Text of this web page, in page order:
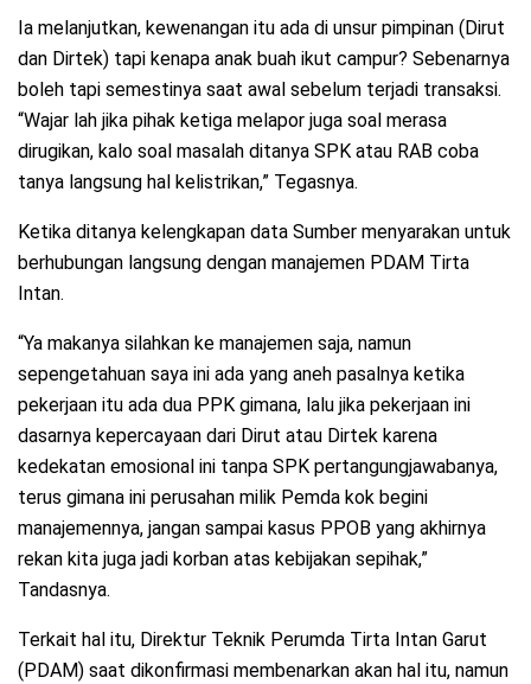
Ia melanjutkan, kewenangan itu ada di unsur pimpinan (Dirut
dan Dirtek) tapi kenapa anak buah ikut campur? Sebenarnya
boleh tapi semestinya saat awal sebelum terjadi transaksi.
“Wajar lah jika pihak ketiga melapor juga soal merasa
dirugikan, kalo soal masalah ditanya SPK atau RAB coba
tanya langsung hal kelistrikan,” Tegasnya.
Ketika ditanya kelengkapan data Sumber menyarakan untuk
berhubungan langsung dengan manajemen PDAM Tirta
Intan.
“Ya makanya silahkan ke manajemen saja, namun
sepengetahuan saya ini ada yang aneh pasalnya ketika
pekerjaan itu ada dua PPK gimana, lalu jika pekerjaan ini
dasarnya kepercayaan dari Dirut atau Dirtek karena
kedekatan emosional ini tanpa SPK pertangungjawabanya,
terus gimana ini perusahan milik Pemda kok begini
manajemennya, jangan sampai kasus PPOB yang akhirnya
rekan kita juga jadi korban atas kebijakan sepihak,”
Tandasnya.
Terkait hal itu, Direktur Teknik Perumda Tirta Intan Garut
(PDAM) saat dikonfirmasi membenarkan akan hal itu, namun